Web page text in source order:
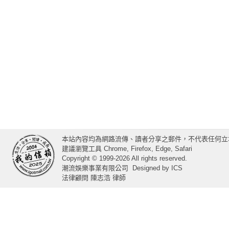
本站內容均為網路流傳、讀者分享之郵件，不代表任何
建議瀏覽工具 Chrome, Firefox, Edge, Safari
Copyright © 1999-2026 All rights reserved.
潮流娛樂事業有限公司
Designed by ICS
法律顧問 陳志浩 律師